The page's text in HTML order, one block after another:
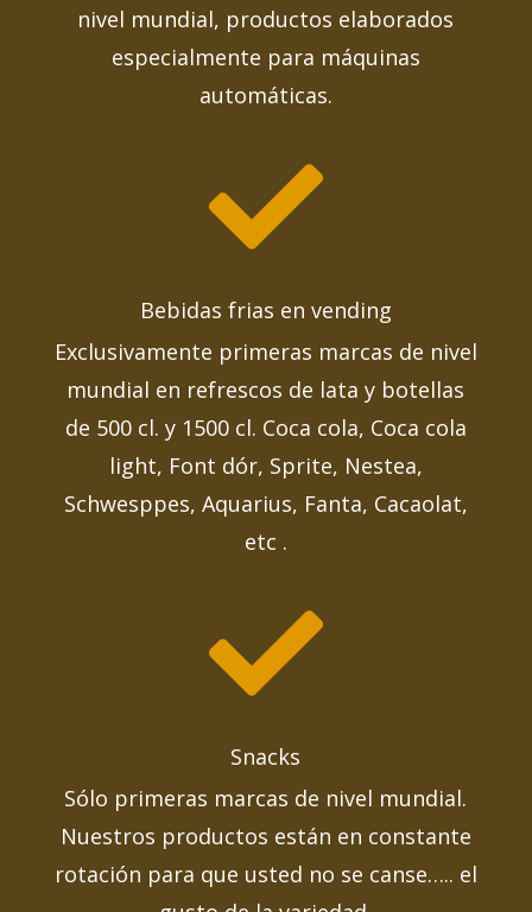
nivel mundial, productos elaborados
especialmente para máquinas
automáticas.

Bebidas frias en vending
Exclusivamente primeras marcas de nivel
mundial en refrescos de lata y botellas
de 500 cl. y 1500 cl. Coca cola, Coca cola
light, Font dór, Sprite, Nestea,
Schwesppes, Aquarius, Fanta, Cacaolat,
etc .

Snacks
Sólo primeras marcas de nivel mundial.
Nuestros productos están en constante
rotación para que usted no se canse….. el